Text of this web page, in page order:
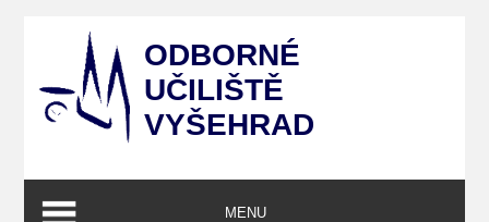
ODBORNÉ
UČILIŠTĚ
VYŠEHRAD
MENU